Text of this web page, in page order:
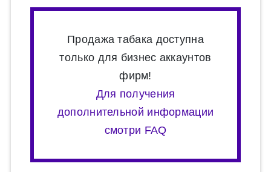
Продажа табака доступна
только для бизнес аккаунтов
фирм!
Для получения
дополнительной информации
смотри FAQ